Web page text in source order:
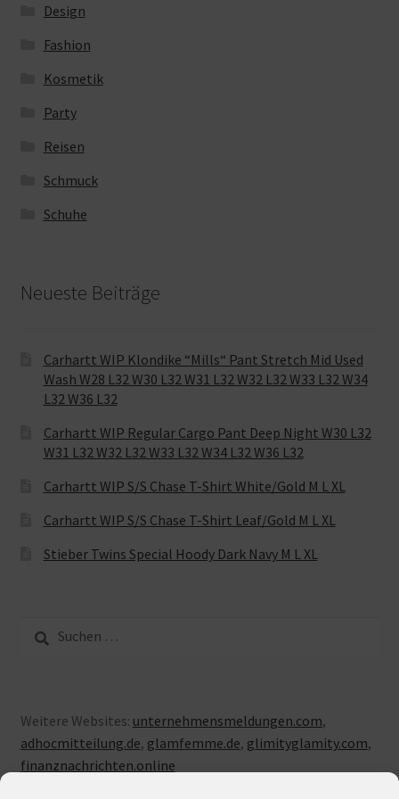
Design
Fashion
Kosmetik
Party
Reisen
Schmuck
Schuhe
Neueste Beiträge
Carhartt WIP Klondike “Mills“ Pant Stretch Mid Used
Wash W28 L32 W30 L32 W31 L32 W32 L32 W33 L32 W34
L32 W36 L32
Carhartt WIP Regular Cargo Pant Deep Night W30 L32
W31 L32 W32 L32 W33 L32 W34 L32 W36 L32
Carhartt WIP S/S Chase T-Shirt White/Gold M L XL
Carhartt WIP S/S Chase T-Shirt Leaf/Gold M L XL
Stieber Twins Special Hoody Dark Navy M L XL
nach:
Weitere Websites: unternehmensmeldungen.com,
adhocmitteilung.de, glamfemme.de, glimityglamity.com,
finanznachrichten.online